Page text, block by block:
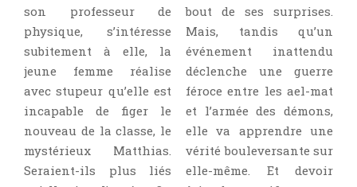
son professeur de
physique, s’intéresse
subitement à elle, la
jeune femme réalise
avec stupeur qu’elle est
incapable de figer le
nouveau de la classe, le
mystérieux Matthias.
Seraient-ils plus liés
bout de ses surprises.
Mais, tandis qu’un
événement inattendu
déclenche une guerre
féroce entre les ael-mat
et l’armée des démons,
elle va apprendre une
vérité bouleversante sur
elle-même. Et devoir